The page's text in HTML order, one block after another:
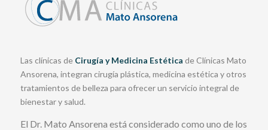
Las clínicas de Cirugía y Medicina Estética de Clínicas Mato
Ansorena, integran cirugía plástica, medicina estética y otros
tratamientos de belleza para ofrecer un servicio integral de
bienestar y salud.
El Dr. Mato Ansorena está considerado como uno de los